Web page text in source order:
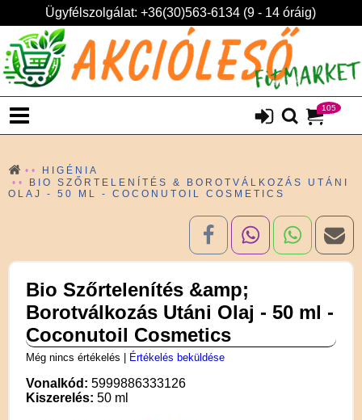
Ügyfélszolgálat: +36(30)563-6134 (9 - 14 óráig)
105
HIGÉNIA
BIO SZŐRTELENÍTÉS & BOROTVÁLKOZÁS UTÁNI
OLAJ - 50 ML - COCONUTOIL COSMETICS
Bio Szőrtelenítés &amp;
Borotválkozás Utáni Olaj - 50 ml -
Coconutoil Cosmetics
Még nincs értékelés Értékelés beküldése
Vonalkód: 5999886333126
Kiszerelés: 50 ml